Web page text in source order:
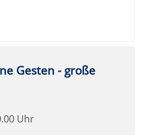
Gesten - große
Uhr